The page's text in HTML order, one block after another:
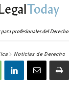
Today
para profesionales del Derecho
Noticias de Derecho